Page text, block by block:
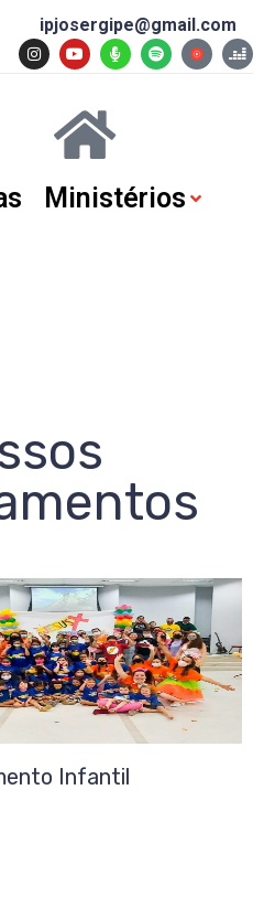
ipjosergipe@gmail.com
Ministérios
Infantil